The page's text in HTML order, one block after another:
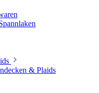
& Plaids